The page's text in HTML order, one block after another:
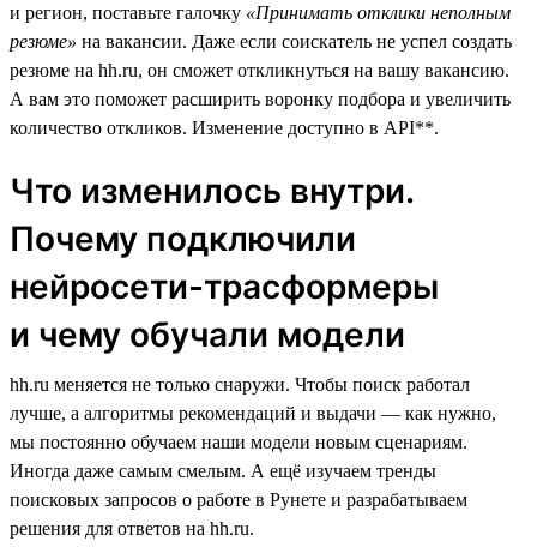
и регион, поставьте галочку «Принимать отклики неполным
резюме» на вакансии. Даже если соискатель не успел создать
резюме на hh.ru, он сможет откликнуться на вашу вакансию.
А вам это поможет расширить воронку подбора и увеличить
количество откликов. Изменение доступно в API**.
Что изменилось внутри.
Почему подключили
нейросети-трасформеры
и чему обучали модели
hh.ru меняется не только снаружи. Чтобы поиск работал
лучше, а алгоритмы рекомендаций и выдачи — как нужно,
мы постоянно обучаем наши модели новым сценариям.
Иногда даже самым смелым. А ещё изучаем тренды
поисковых запросов о работе в Рунете и разрабатываем
решения для ответов на hh.ru.